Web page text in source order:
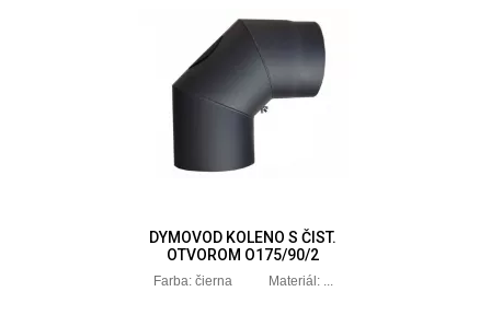
DYMOVOD KOLENO S ČIST.
OTVOROM O175/90/2
Farba: čierna Materiál: ...